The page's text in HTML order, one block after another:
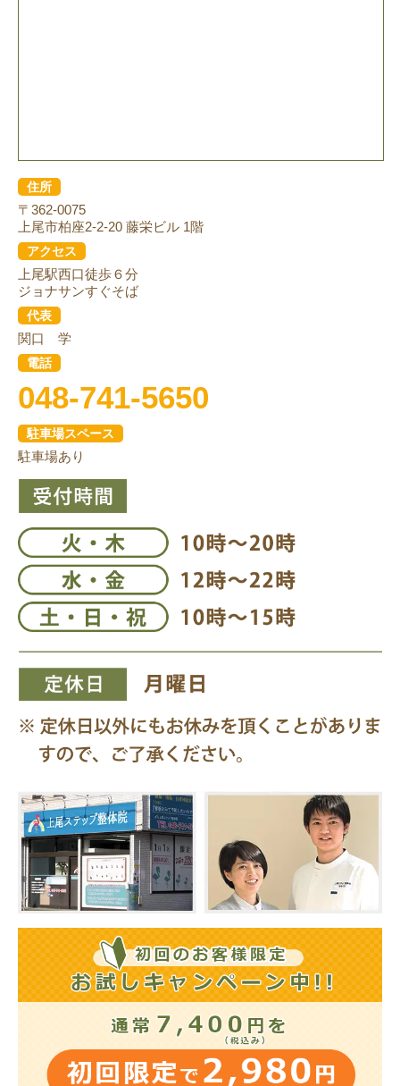
住所
〒362-0075
上尾市柏座2-2-20 藤栄ビル 1階
アクセス
上尾駅西口徒歩６分
ジョナサンすぐそば
代表
関口 学
電話
048-741-5650
駐車場スペース
駐車場あり